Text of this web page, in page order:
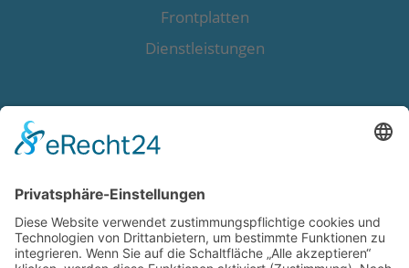
Frontplatten
Dienstleistungen
+49 7261 9713-29
ML Eingabesysteme GmbH